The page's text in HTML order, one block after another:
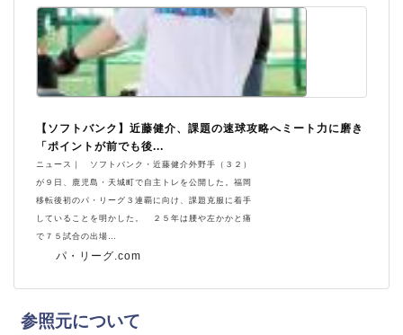
パ・リーグ.com
【ソフトバンク】近藤健介、課題の速球攻略へミート力に磨き
「ポイントが前でも後...
ニュース｜ ソフトバンク・近藤健介外野手（３２）
が９日、鹿児島・天城町で自主トレを公開した。福岡
移転後初のパ・リーグ３連覇に向け、課題克服に着手
していることを明かした。 ２５年は腰や左かかと痛
で７５試合の出場…
参照元について